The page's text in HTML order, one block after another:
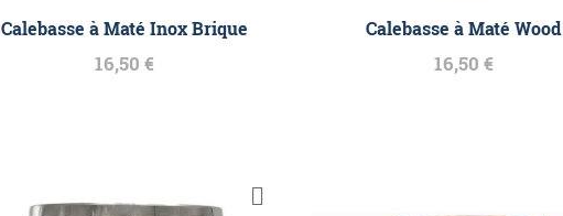
Calebasse à Maté Inox Brique
16,50 €
Calebasse à Maté Wood
16,50 €